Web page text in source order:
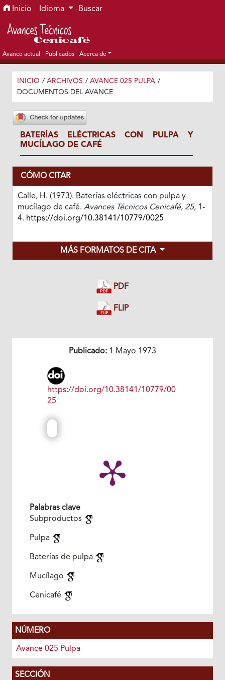
Ir al menú de navegación principal
Ir al contenido principal
Ir al pie de página del sitio
Inicio Idioma Buscar
Avance actual Publicados Acerca de
INICIO / ARCHIVOS / AVANCE 025 PULPA /
DOCUMENTOS DEL AVANCE
BATERÍAS ELÉCTRICAS CON PULPA Y
MUCÍLAGO DE CAFÉ
CÓMO CITAR
Calle, H. (1973). Baterías eléctricas con pulpa y
mucílago de café. Avances Técnicos Cenicafé, 25, 1-
4. https://doi.org/10.38141/10779/0025
MÁS FORMATOS DE CITA
PDF
FLIP
Publicado: 1 Mayo 1973
https://doi.org/10.38141/10779/00
25
Palabras clave
Subproductos
Pulpa
Baterías de pulpa
Mucílago
Cenicafé
NÚMERO
Avance 025 Pulpa
SECCIÓN